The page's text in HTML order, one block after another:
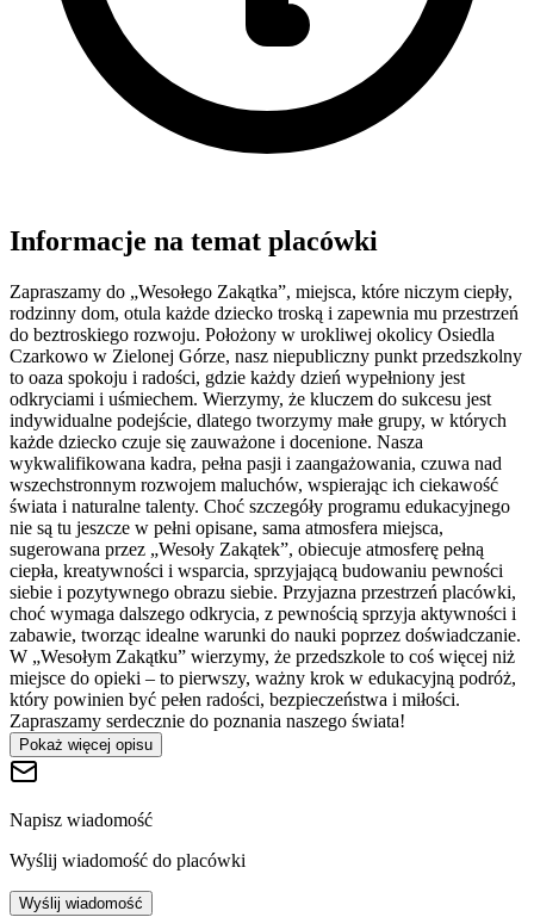
Informacje na temat placówki
Zapraszamy do „Wesołego Zakątka”, miejsca, które niczym ciepły,
rodzinny dom, otula każde dziecko troską i zapewnia mu przestrzeń
do beztroskiego rozwoju. Położony w urokliwej okolicy Osiedla
Czarkowo w Zielonej Górze, nasz niepubliczny punkt przedszkolny
to oaza spokoju i radości, gdzie każdy dzień wypełniony jest
odkryciami i uśmiechem. Wierzymy, że kluczem do sukcesu jest
indywidualne podejście, dlatego tworzymy małe grupy, w których
każde dziecko czuje się zauważone i docenione. Nasza
wykwalifikowana kadra, pełna pasji i zaangażowania, czuwa nad
wszechstronnym rozwojem maluchów, wspierając ich ciekawość
świata i naturalne talenty. Choć szczegóły programu edukacyjnego
nie są tu jeszcze w pełni opisane, sama atmosfera miejsca,
sugerowana przez „Wesoły Zakątek”, obiecuje atmosferę pełną
ciepła, kreatywności i wsparcia, sprzyjającą budowaniu pewności
siebie i pozytywnego obrazu siebie. Przyjazna przestrzeń placówki,
choć wymaga dalszego odkrycia, z pewnością sprzyja aktywności i
zabawie, tworząc idealne warunki do nauki poprzez doświadczanie.
W „Wesołym Zakątku” wierzymy, że przedszkole to coś więcej niż
miejsce do opieki – to pierwszy, ważny krok w edukacyjną podróż,
który powinien być pełen radości, bezpieczeństwa i miłości.
Zapraszamy serdecznie do poznania naszego świata!
Pokaż więcej opisu
Napisz wiadomość
Wyślij wiadomość do placówki
Wyślij wiadomość